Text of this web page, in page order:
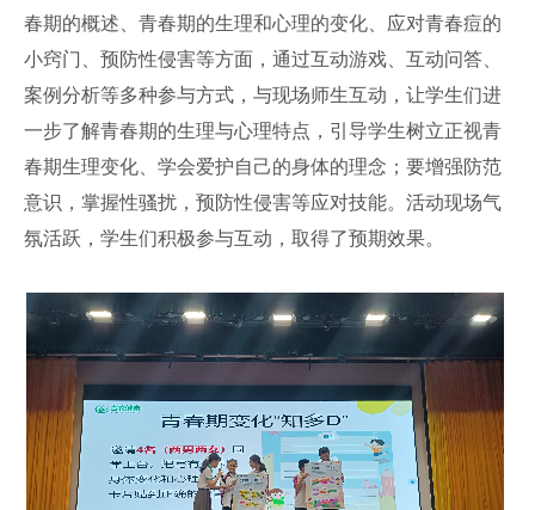
春期的概述、青春期的生理和心理的变化、应对青春痘的
小窍门、预防性侵害等方面，通过互动游戏、互动问答、
案例分析等多种参与方式，与现场师生互动，让学生们进
一步了解青春期的生理与心理特点，引导学生树立正视青
春期生理变化、学会爱护自己的身体的理念； 要增强防范
意识，掌握性骚扰，预防性侵害等应对技能。 活动现场气
氛活跃，学生们积极参与互动，取得了预期效果。